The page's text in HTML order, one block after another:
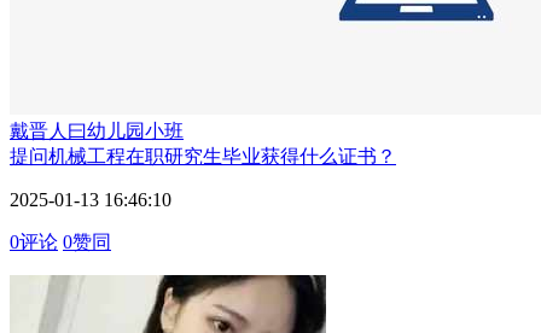
戴晋人曰幼儿园小班
提问机械工程在职研究生毕业获得什么证书？
2025-01-13 16:46:10
0评论 0赞同